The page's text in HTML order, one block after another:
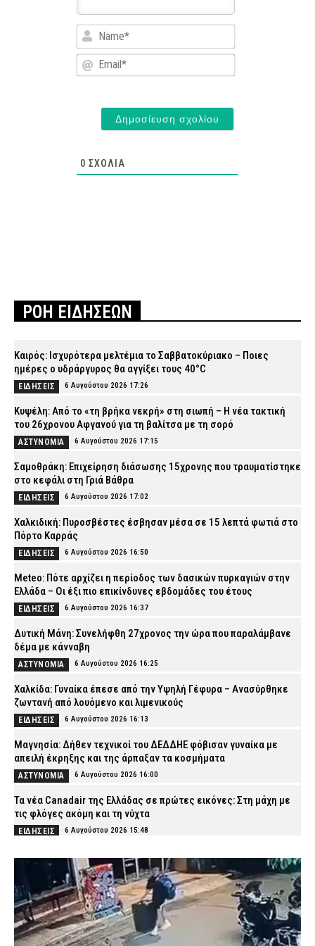
Name*
Email*
0 ΣΧΌΛΙΑ
ΡΟΗ ΕΙΔΗΣΕΩΝ
Καιρός: Ισχυρότερα μελτέμια το Σαββατοκύριακο – Ποιες
ημέρες ο υδράργυρος θα αγγίξει τους 40°C
ΕΙΔΗΣΕΙΣ 6 Αυγούστου 2026 17:26
Κυψέλη: Από το «τη βρήκα νεκρή» στη σιωπή – Η νέα τακτική
του 26χρονου Αφγανού για τη βαλίτσα με τη σορό
ΑΣΤΥΝΟΜΙΑ 6 Αυγούστου 2026 17:15
Σαμοθράκη: Επιχείρηση διάσωσης 15χρονης που τραυματίστηκε
στο κεφάλι στη Γριά Βάθρα
ΕΙΔΗΣΕΙΣ 6 Αυγούστου 2026 17:02
Χαλκιδική: Πυροσβέστες έσβησαν μέσα σε 15 λεπτά φωτιά στο
Πόρτο Καρράς
ΕΙΔΗΣΕΙΣ 6 Αυγούστου 2026 16:50
Meteo: Πότε αρχίζει η περίοδος των δασικών πυρκαγιών στην
Ελλάδα – Οι έξι πιο επικίνδυνες εβδομάδες του έτους
ΕΙΔΗΣΕΙΣ 6 Αυγούστου 2026 16:37
Δυτική Μάνη: Συνελήφθη 27χρονος την ώρα που παραλάμβανε
δέμα με κάνναβη
ΑΣΤΥΝΟΜΙΑ 6 Αυγούστου 2026 16:25
Χαλκίδα: Γυναίκα έπεσε από την Υψηλή Γέφυρα – Ανασύρθηκε
ζωντανή από λουόμενο και λιμενικούς
ΕΙΔΗΣΕΙΣ 6 Αυγούστου 2026 16:13
Μαγνησία: Δήθεν τεχνικοί του ΔΕΔΔΗΕ φόβισαν γυναίκα με
απειλή έκρηξης και της άρπαξαν τα κοσμήματα
ΑΣΤΥΝΟΜΙΑ 6 Αυγούστου 2026 16:00
Τα νέα Canadair της Ελλάδας σε πρώτες εικόνες: Στη μάχη με
τις φλόγες ακόμη και τη νύχτα
ΕΙΔΗΣΕΙΣ 6 Αυγούστου 2026 15:48
Φωτιά στην περιοχή Κολυμπάδα στην Σκύρο – Ισχυρή
κινητοποίηση της Πυροσβεστικής
ΕΙΔΗΣΕΙΣ 6 Αυγούστου 2026 15:35
Κόρινθος: Άνδρας έσπασε τζαμαρία καταστήματος με πλάκα
πεζοδρομίου – Δείτε βίντεο
ΑΣΤΥΝΟΜΙΑ 6 Αυγούστου 2026 15:07